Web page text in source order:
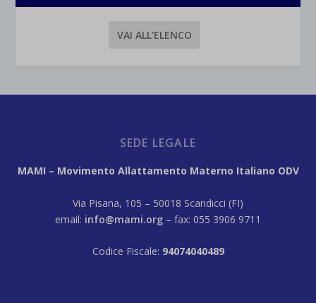
VAI ALL’ELENCO
SEDE LEGALE
MAMI – Movimento Allattamento Materno Italiano ODV
Via Pisana, 105 – 50018 Scandicci (FI)
email: info@mami.org – fax: 055 3906 9711
Codice Fiscale: 94074040489